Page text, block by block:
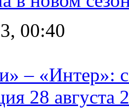
00:40
– «Интер»:
28 августа